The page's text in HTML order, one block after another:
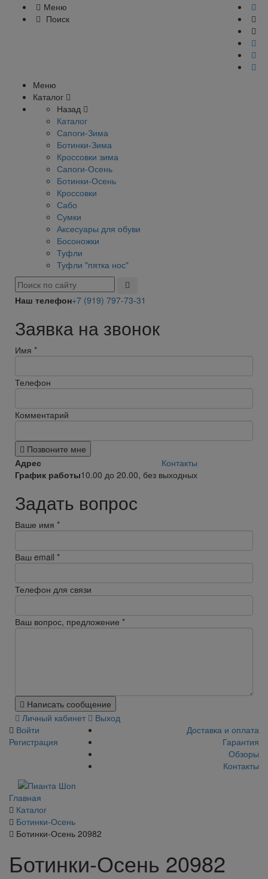
Меню
Поиск
Меню
Каталог
Назад
Каталог
Сапоги-Зима
Ботинки-Зима
Кроссовки зима
Сапоги-Осень
Ботинки-Осень
Кроссовки
Сабо
Сумки
Аксесуары для обуви
Босоножки
Туфли
Туфли "пятка нос"
Наш телефон+7 (919) 797-73-31
Заявка на звонок
Имя *
Телефон
Комментарий
Позвоните мне
Адрес
Контакты
График работы10.00 до 20.00, без выходных
Задать вопрос
Ваше имя *
Ваш email *
Телефон для связи
Ваш вопрос, предложение *
Написать сообщение
Личный кабинет
Выход
Войти
Регистрация
Доставка и оплата
Гарантия
Обзоры
Контакты
Главная
Каталог
Ботинки-Осень
Ботинки-Осень 20982
Ботинки-Осень 20982